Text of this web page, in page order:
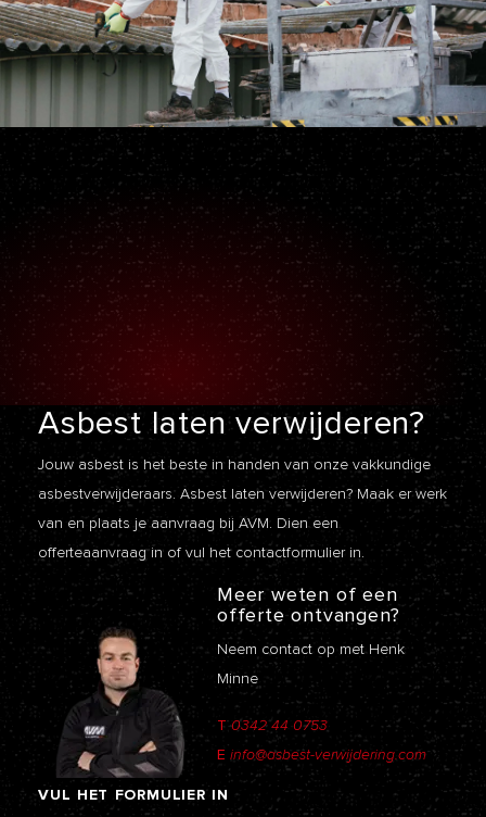
Asbest latenverwijderen?
Jouw asbest is het beste in handen van onze vakkundige
asbestverwijderaars. Asbest laten verwijderen? Maak er werk
van en plaats je aanvraag bij AVM. Dien een
offerteaanvraagin of vul het contactformulier in.
Meer weten of een
offerte ontvangen?
Neem contact op met Henk
Minne
T 0342 44 0753
E info@asbest-verwijdering.com
VUL HET FORMULIER IN